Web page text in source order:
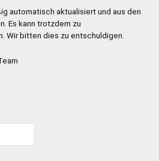
automatisch aktualisiert und aus den
Es kann trotzdem zu
Wir bitten dies zu entschuldigen.